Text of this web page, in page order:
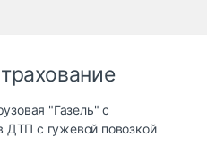
"Газель" с
с гужевой повозкой